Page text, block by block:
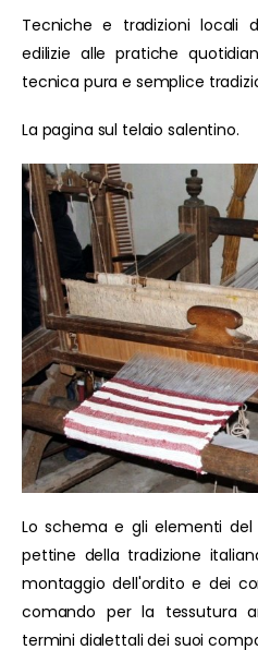
Tecniche e tradizioni locali
edilizie alle pratiche
tecnica pura e semplice
La pagina sul telaio salentino.
Lo schema e gli elementi
pettine della tradizione
montaggio dell'ordito e dei
comando per la tessutura
termini dialettali dei suoi